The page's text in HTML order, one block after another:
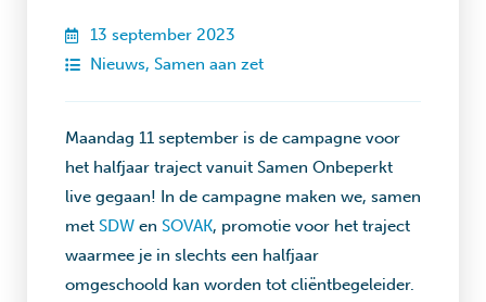
13 september 2023
Nieuws, Samen aan zet
Maandag 11 september is de campagne voor
het halfjaar traject vanuit Samen Onbeperkt
live gegaan! In de campagne maken we, samen
met SDW en SOVAK, promotie voor het traject
waarmee je in slechts een halfjaar
omgeschoold kan worden tot cliëntbegeleider.